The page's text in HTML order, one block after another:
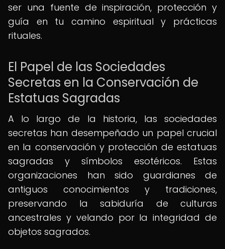
ser una fuente de inspiración, protección y
guía en tu camino espiritual y prácticas
rituales.
El Papel de las Sociedades
Secretas en la Conservación de
Estatuas Sagradas
A lo largo de la historia, las sociedades
secretas han desempeñado un papel crucial
en la conservación y protección de estatuas
sagradas y símbolos esotéricos. Estas
organizaciones han sido guardianes de
antiguos conocimientos y tradiciones,
preservando la sabiduría de culturas
ancestrales y velando por la integridad de
objetos sagrados.